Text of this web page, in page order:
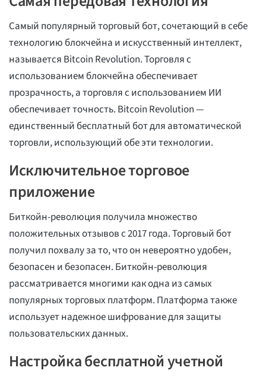
Самый популярный торговый бот, сочетающий в себе
технологию блокчейна и искусственный интеллект,
называется Bitcoin Revolution. Торговля с
использованием блокчейна обеспечивает
прозрачность, а торговля с использованием ИИ
обеспечивает точность. Bitcoin Revolution —
единственный бесплатный бот для автоматической
торговли, использующий обе эти технологии.
Исключительное торговое
приложение
Биткойн-революция получила множество
положительных отзывов с 2017 года. Торговый бот
получил похвалу за то, что он невероятно удобен,
безопасен и безопасен. Биткойн-революция
рассматривается многими как одна из самых
популярных торговых платформ. Платформа также
использует надежное шифрование для защиты
пользовательских данных.
Настройка бесплатной учетной